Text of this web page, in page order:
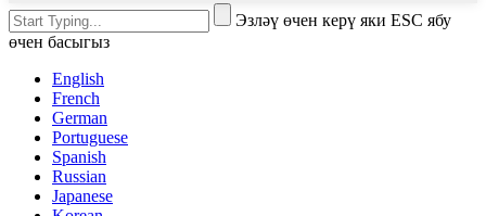
Эзләү өчен керү яки ESC ябу
өчен басыгыз
English
French
German
Portuguese
Spanish
Russian
Japanese